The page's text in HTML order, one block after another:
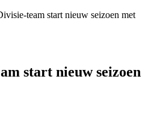
team start nieuw seizoen met
start nieuw seizoen